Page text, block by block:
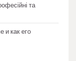
та
и как его